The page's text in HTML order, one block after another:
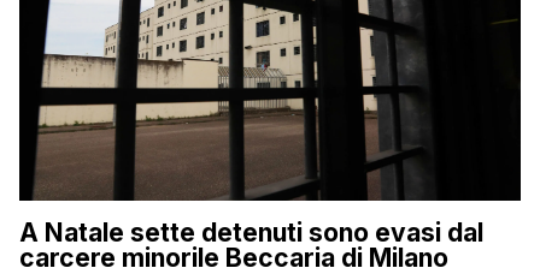
A Natale sette detenuti sono evasi dal
carcere minorile Beccaria di Milano